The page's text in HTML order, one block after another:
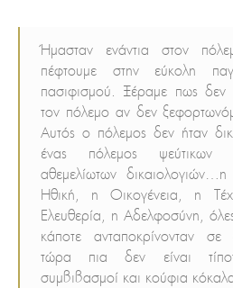
Ήμασταν ενάντια στον
πέφτουμε στην εύκολη
πασιφισμού. Ξέραμε πως
τον πόλεμο αν δεν
Αυτός ο πόλεμος δεν ήταν
ένας πόλεμος ψεύτικων
αθεμελίωτων
Ηθική, η Οικογένεια, η
Ελευθερία, η Αδελφοσύνη,
κάποτε ανταποκρίνονταν σε
τώρα πια δεν είναι
συμβιβασμοί και κούφια